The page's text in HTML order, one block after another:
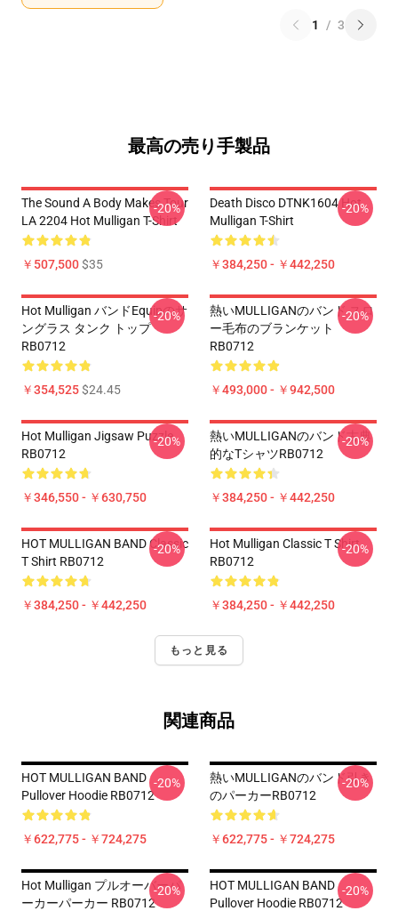
1 / 3
最高の売り手製品
The Sound A Body Makes Tour
LA 2204 Hot Mulligan T-Shirt
￥507,500$35
-20%
Death Disco DTNK1604 Hot
Mulligan T-Shirt
￥384,250 - ￥442,250
-20%
Hot Mulligan バンドEquipのサ
ングラス タンク トップ
RB0712
￥354,525$24.45
-20%
熱いMULLIGANのバンド スロ
ー毛布のブランケット
RB0712
￥493,000 - ￥942,500
-20%
Hot Mulligan Jigsaw Puzzle
RB0712
￥346,550 - ￥630,750
-20%
熱いMULLIGANのバンド古典
的なTシャツRB0712
￥384,250 - ￥442,250
-20%
HOT MULLIGAN BAND Classic
T Shirt RB0712
￥384,250 - ￥442,250
-20%
Hot Mulligan Classic T Shirt
RB0712
￥384,250 - ￥442,250
-20%
もっと見る
関連商品
HOT MULLIGAN BAND
Pullover Hoodie RB0712
￥622,775 - ￥724,275
-20%
熱いMULLIGANのバンド引き
のパーカーRB0712
￥622,775 - ￥724,275
-20%
Hot Mulligan プルオーバーパ
ーカーパーカー RB0712
-20%
HOT MULLIGAN BAND
Pullover Hoodie RB0712
-20%